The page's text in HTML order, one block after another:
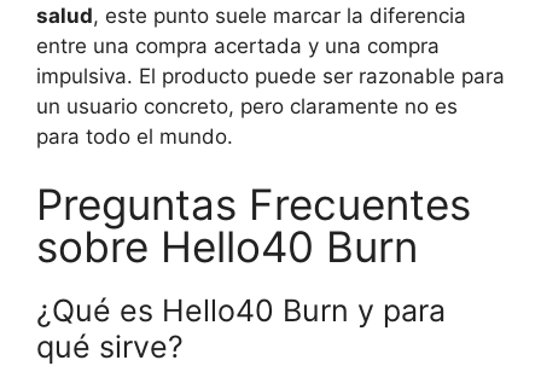
salud, este punto suele marcar la diferencia
entre una compra acertada y una compra
impulsiva. El producto puede ser razonable para
un usuario concreto, pero claramente no es
para todo el mundo.
Preguntas Frecuentes
sobre Hello40 Burn
¿Qué es Hello40 Burn y para
qué sirve?